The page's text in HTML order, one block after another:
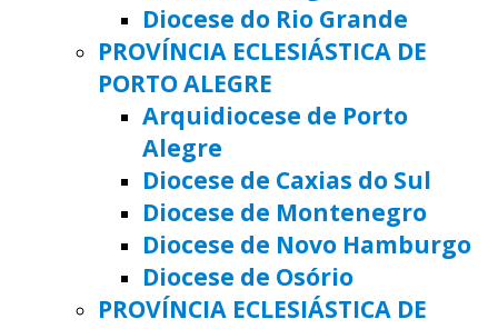
Diocese do Rio Grande
PROVÍNCIA ECLESIÁSTICA DE
PORTO ALEGRE
Arquidiocese de Porto
Alegre
Diocese de Caxias do Sul
Diocese de Montenegro
Diocese de Novo Hamburgo
Diocese de Osório
PROVÍNCIA ECLESIÁSTICA DE